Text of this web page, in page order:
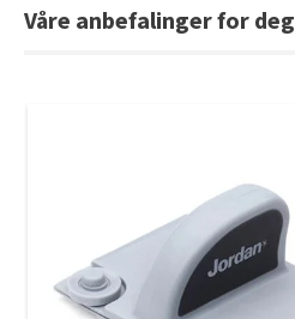
Våre anbefalinger for deg